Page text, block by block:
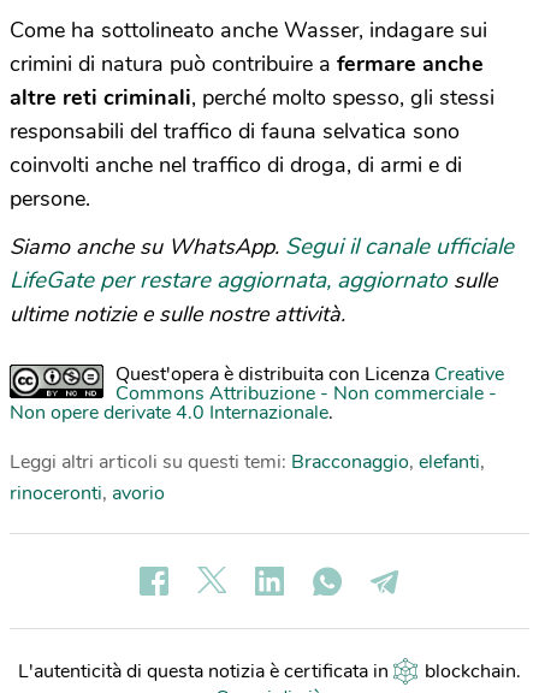
Come ha sottolineato anche Wasser, indagare sui
crimini di natura può contribuire a fermare anche
altre reti criminali, perché molto spesso, gli stessi
responsabili del traffico di fauna selvatica sono
coinvolti anche nel traffico di droga, di armi e di
persone.
Siamo anche su WhatsApp. Segui il canale ufficiale
LifeGate per restare aggiornata, aggiornato sulle
ultime notizie e sulle nostre attività.
Quest'opera è distribuita con Licenza Creative
Commons Attribuzione - Non commerciale -
Non opere derivate 4.0 Internazionale.
Leggi altri articoli su questi temi: Bracconaggio, elefanti,
rinoceronti, avorio
L'autenticità di questa notizia è certificata in blockchain.